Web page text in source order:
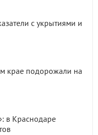
с укрытиями и
крае подорожали на
в Краснодаре